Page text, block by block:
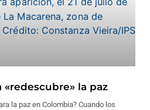
la paz
la paz en Colombia? Cuando los